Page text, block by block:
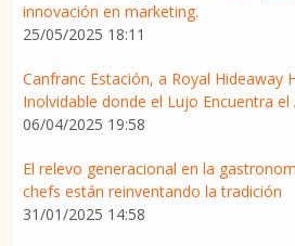
innovación en marketing.
25/05/2025 18:11
Canfranc Estación, a Royal Hideaway
Inolvidable donde el Lujo Encuentra el
06/04/2025 19:58
El relevo generacional en la
chefs están reinventando la tradición
31/01/2025 14:58